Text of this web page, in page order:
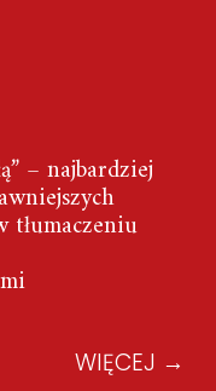
– najbardziej
WIĘCEJ →